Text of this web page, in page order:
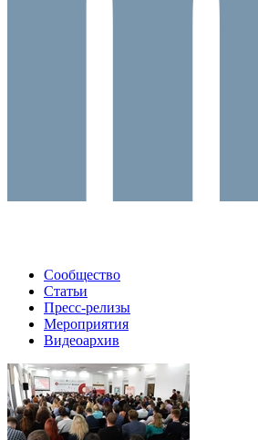
Сообщество
Статьи
Пресс-релизы
Мероприятия
Видеоархив